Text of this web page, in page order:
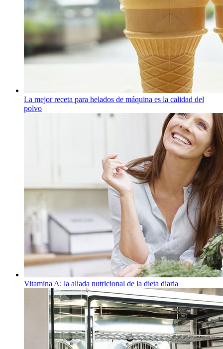
La mejor receta para helados de máquina es la calidad del
polvo
Vitamina A: la aliada nutricional de la dieta diaria